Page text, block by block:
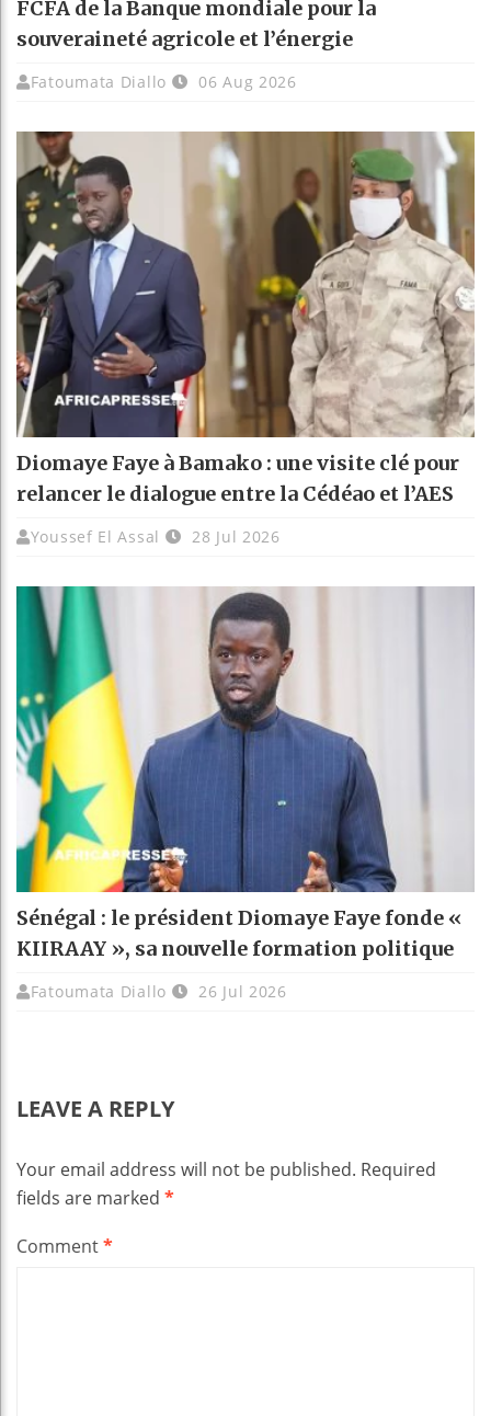
FCFA de la Banque mondiale pour la
souveraineté agricole et l’énergie
Fatoumata Diallo 06 Aug 2026
Diomaye Faye à Bamako : une visite clé pour
relancer le dialogue entre la Cédéao et l’AES
Youssef El Assal 28 Jul 2026
Sénégal : le président Diomaye Faye fonde «
KIIRAAY », sa nouvelle formation politique
Fatoumata Diallo 26 Jul 2026
LEAVE A REPLY
Your email address will not be published. Required
fields are marked *
Comment*